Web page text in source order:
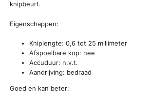
knipbeurt.
Eigenschappen:
Kniplengte: 0,6 tot 25 millimeter
Afspoelbare kop: nee
Accuduur: n.v.t.
Aandrijving: bedraad
Goed en kan beter: